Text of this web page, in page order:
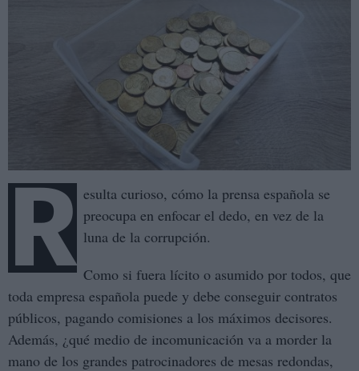
R esulta curioso, cómo la prensa española se
preocupa en enfocar el dedo, en vez de la
luna de la corrupción.
Como si fuera lícito o asumido por todos, que
toda empresa española puede y debe conseguir contratos
públicos, pagando comisiones a los máximos decisores.
Además, ¿qué medio de incomunicación va a morder la
mano de los grandes patrocinadores de mesas redondas,